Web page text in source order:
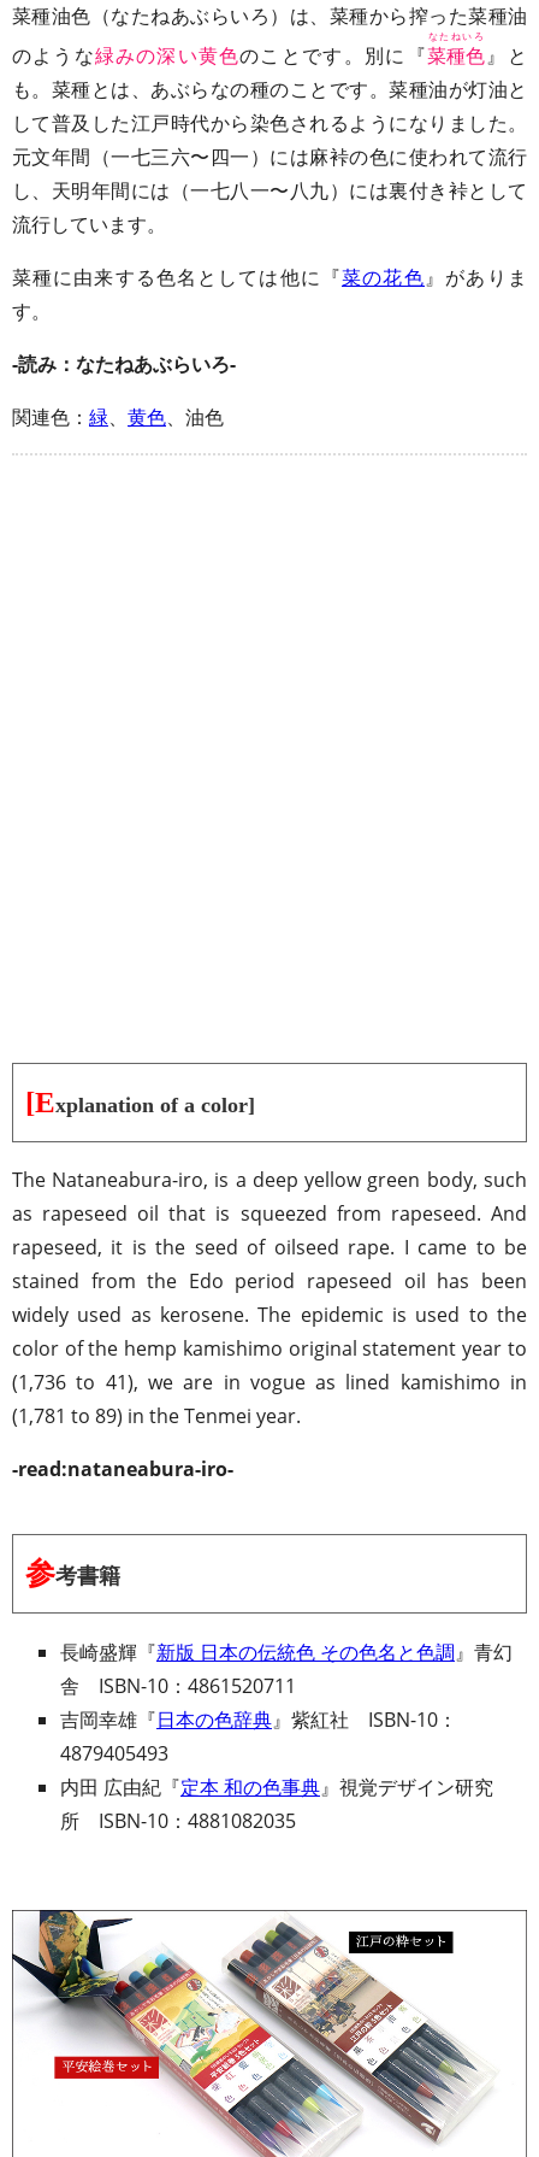
菜種油色（なたねあぶらいろ）は、菜種から搾った菜種油
のような緑みの深い黄色のことです。別に『菜種色
なたねいろ
』と
も。菜種とは、あぶらなの種のことです。菜種油が灯油と
して普及した江戸時代から染色されるようになりました。
元文年間（一七三六〜四一）には麻裃の色に使われて流行
し、天明年間には（一七八一〜八九）には裏付き裃として
流行しています。
菜種に由来する色名としては他に『菜の花色』がありま
す。
-読み：なたねあぶらいろ-
関連色： 緑、 黄色、油色
[Explanation of a color]
The Nataneabura-iro, is a deep yellow green body, such
as rapeseed oil that is squeezed from rapeseed. And
rapeseed, it is the seed of oilseed rape. I came to be
stained from the Edo period rapeseed oil has been
widely used as kerosene. The epidemic is used to the
color of the hemp kamishimo original statement year to
(1,736 to 41), we are in vogue as lined kamishimo in
(1,781 to 89) in the Tenmei year.
-read:nataneabura-iro-
参考書籍
長崎盛輝『新版 日本の伝統色 その色名と色調』青幻
舎 ISBN-10：4861520711
吉岡幸雄『日本の色辞典』紫紅社 ISBN-10：
4879405493
内田 広由紀『定本 和の色事典』視覚デザイン研究
所 ISBN-10：4881082035